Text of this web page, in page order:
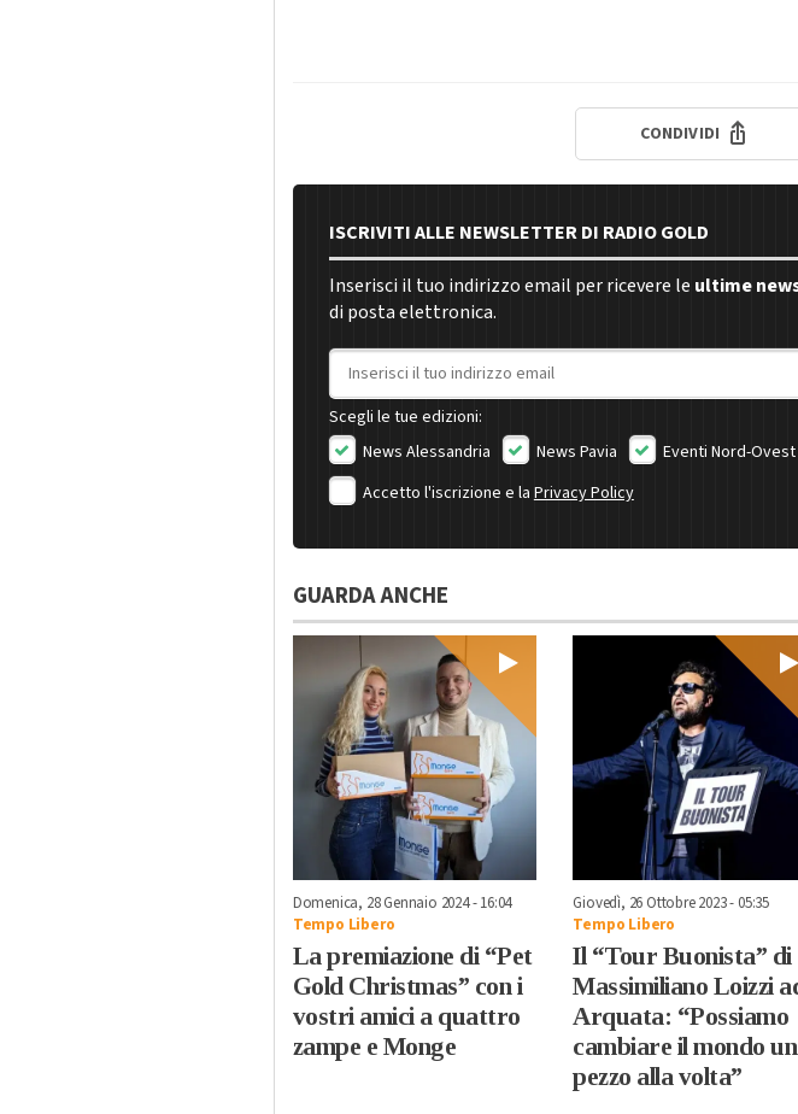
CONDIVIDI
ISCRIVITI ALLE NEWSLETTER DI RADIO GOLD
Inserisci il tuo indirizzo email per ricevere le ultime
di posta elettronica.
Indirizzo email
Scegli le tue edizioni:
News Alessandria
News Pavia
Eventi Nord-Ovest
Accetto l'iscrizione e laPrivacy Policy
GUARDA ANCHE
Domenica, 28 Gennaio 2024 - 16:04
Tempo Libero
La premiazione di “Pet
Gold Christmas” con i
vostri amici a quattro
zampe e Monge
Giovedì, 26 Ottobre 2023 - 05:35
Tempo Libero
Il “Tour Buonista” di
Massimiliano Loizzi
Arquata: “Possiamo
cambiare il mondo un
pezzo alla volta”